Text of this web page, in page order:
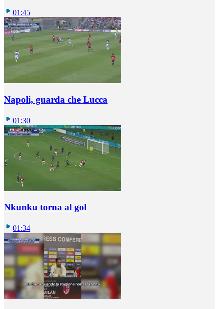
01:45
Napoli, guarda che Lucca
01:30
Nkunku torna al gol
01:34